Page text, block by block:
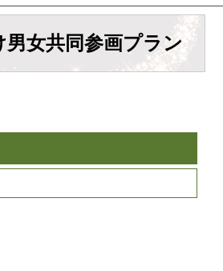
女共同参画プラン